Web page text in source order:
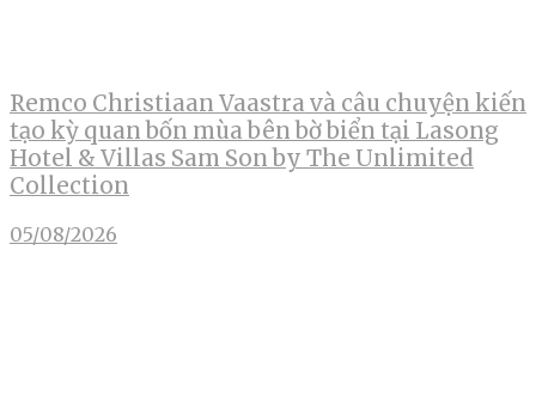
Remco Christiaan Vaastra và câu chuyện kiến
tạo kỳ quan bốn mùa bên bờ biển tại Lasong
Hotel & Villas Sam Son by The Unlimited
Collection
05/08/2026